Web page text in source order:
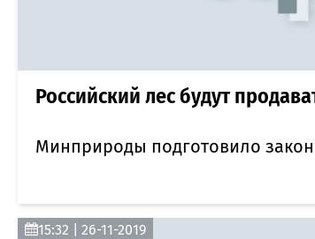
Российский лес будут
Минприроды подготовило
15:32 | 26-11-2019